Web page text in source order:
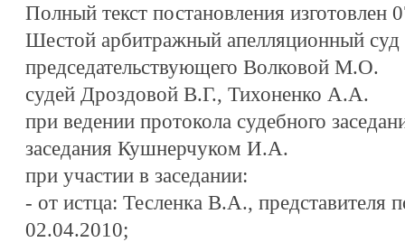
Полный текст постановления изготовлен
Шестой арбитражный апелляционный суд
председательствующего Волковой М.О.
судей Дроздовой В.Г., Тихоненко А.А.
при ведении протокола судебного
заседания Кушнерчуком И.А.
при участии в заседании:
- от истца: Тесленка В.А., представителя
02.04.2010;